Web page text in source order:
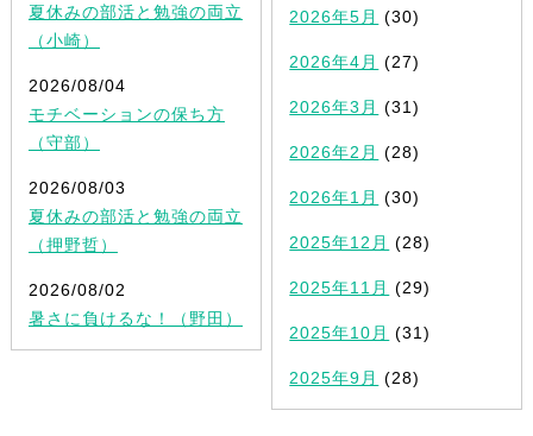
夏休みの部活と勉強の両立
（小崎）
2026/08/04
モチベーションの保ち方
（守部）
2026/08/03
夏休みの部活と勉強の両立
（押野哲）
2026/08/02
暑さに負けるな！（野田）
2026年5月 (30)
2026年4月 (27)
2026年3月 (31)
2026年2月 (28)
2026年1月 (30)
2025年12月 (28)
2025年11月 (29)
2025年10月 (31)
2025年9月 (28)